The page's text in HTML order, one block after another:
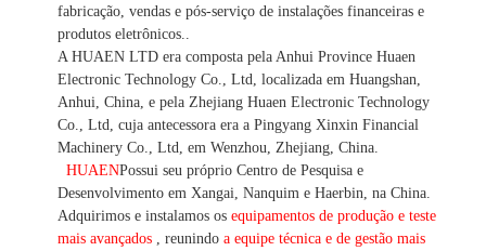
fabricação, vendas e pós-serviço de instalações financeiras e
produtos eletrônicos.
A HUAEN LTD era composta pela Anhui Province Huaen
Electronic Technology Co., Ltd, localizada em Huangshan,
Anhui, China, e pela Zhejiang Huaen Electronic Technology
Co., Ltd, cuja antecessora era a Pingyang Xinxin Financial
Machinery Co., Ltd, em Wenzhou, Zhejiang, China.
HUAENPossui seu próprio Centro de Pesquisa e
Desenvolvimento em Xangai, Nanquim e Haerbin, na China.
Adquirimos e instalamos os equipamentos de produção e teste
mais avançados , reunindo a equipe técnica e de gestão mais